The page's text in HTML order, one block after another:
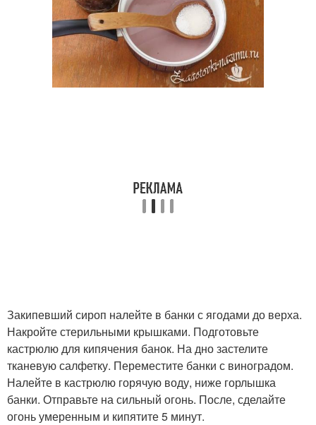
Закипевший сироп налейте в банки с ягодами до верха.
Накройте стерильными крышками. Подготовьте
кастрюлю для кипячения банок. На дно застелите
тканевую салфетку. Переместите банки с виноградом.
Налейте в кастрюлю горячую воду, ниже горлышка
банки. Отправьте на сильный огонь. После, сделайте
огонь умеренным и кипятите 5 минут.